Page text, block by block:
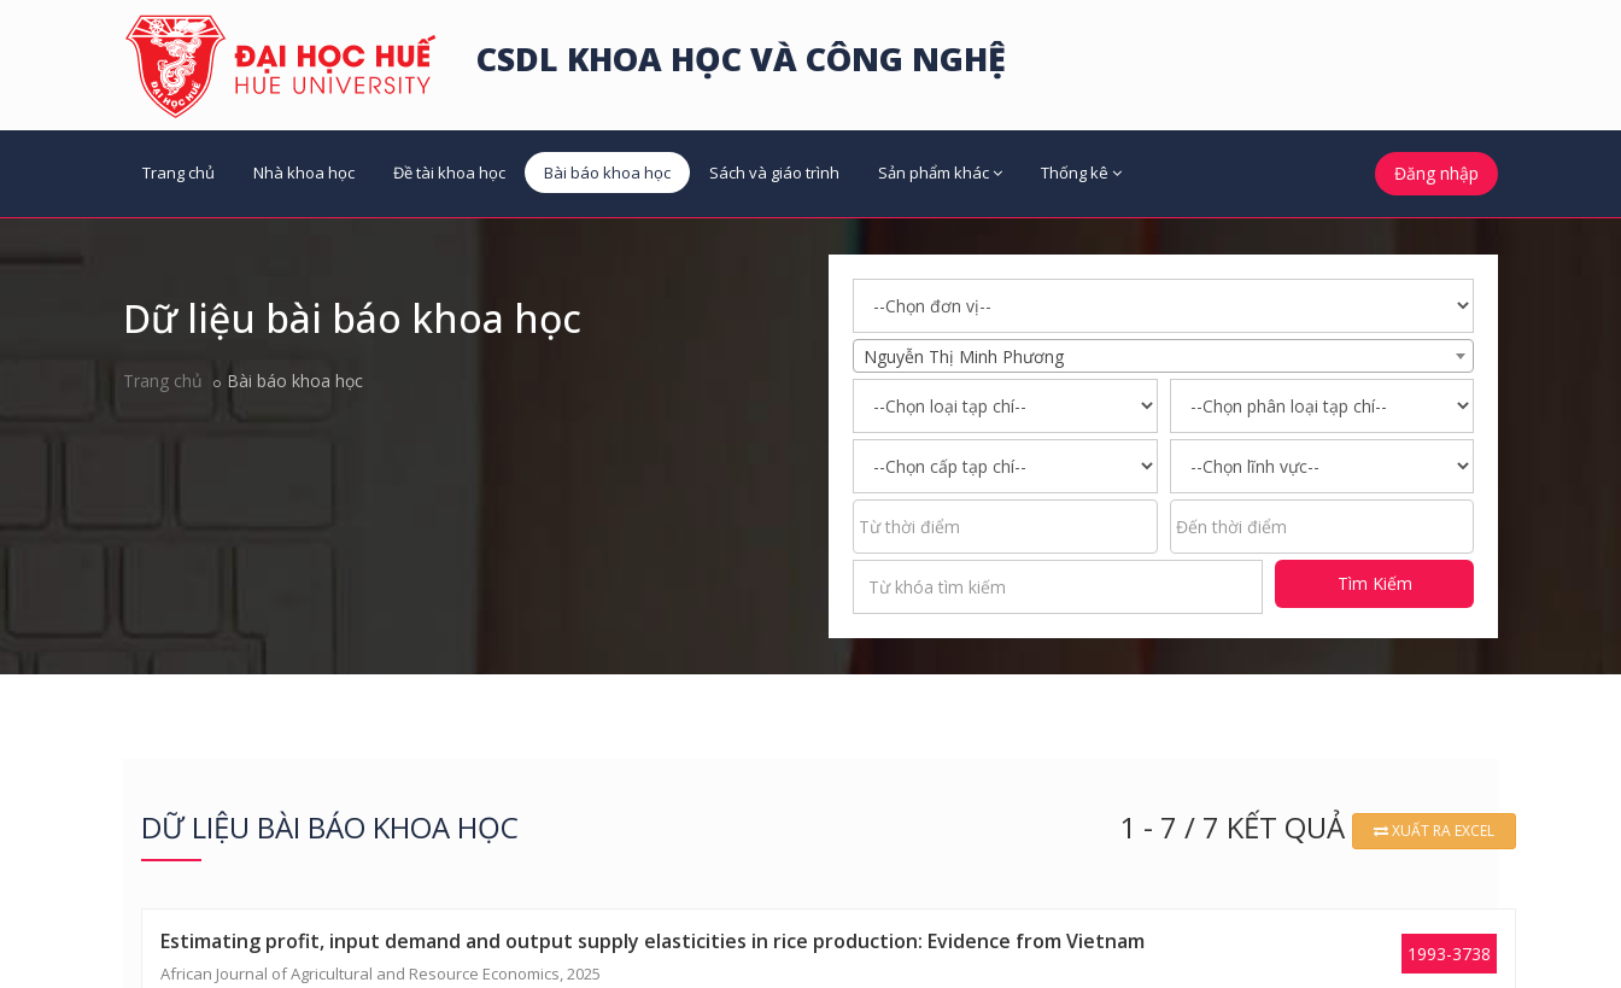
CSDL KHOA HỌC VÀ CÔNG NGHỆ
Trang chủ Nhà khoa học Đề tài khoa học Bài báo khoa học Sách và giáo trình Sản phẩm khác Thống kê Đăng nhập
Dữ liệu bài báo khoa học
Trang chủ Bài báo khoa học
Nguyễn Thị Minh Phương
Tìm Kiếm
DỮ LIỆU BÀI BÁO KHOA HỌC 1 - 7 / 7 KẾT QUẢ XUẤT RA EXCEL
1993-3738
Estimating profit, input demand and output supply elasticities in rice production: Evidence from Vietnam
African Journal of Agricultural and Resource Economics, 2025